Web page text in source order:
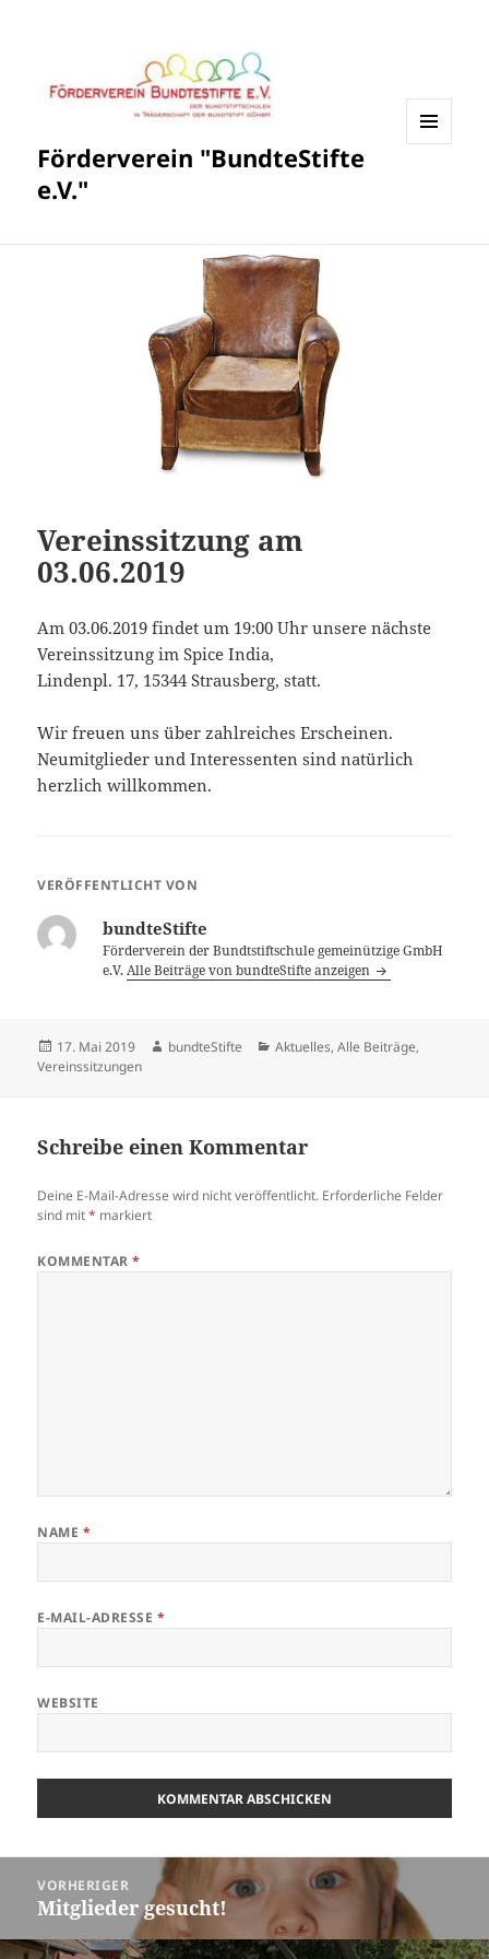
Förderverein "BundteStifte
e.V."
Vereinssitzung am
03.06.2019
Am 03.06.2019 findet um 19:00 Uhr unsere nächste
Vereinssitzung im Spice India,
Lindenpl. 17, 15344 Strausberg, statt.
Wir freuen uns über zahlreiches Erscheinen.
Neumitglieder und Interessenten sind natürlich
herzlich willkommen.
VERÖFFENTLICHT VON
bundteStifte
Förderverein der Bundtstiftschule gemeinützige GmbH
e.V.Alle Beiträge von bundteStifte anzeigen
Veröffentlicht
am
17. Mai 2019 Autor
bundteStifte Kategorien
Aktuelles,Alle Beiträge,
Vereinssitzungen
Schreibe einen Kommentar
Deine E-Mail-Adresse wird nicht veröffentlicht. Erforderliche Felder
sind mit* markiert
KOMMENTAR*
NAME *
E-MAIL-ADRESSE *
WEBSITE
VORHERIGER
Vorheriger
Mitglieder gesucht!